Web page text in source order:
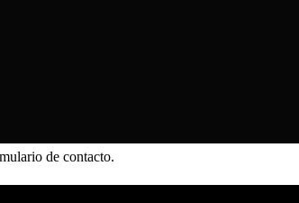
de contacto.